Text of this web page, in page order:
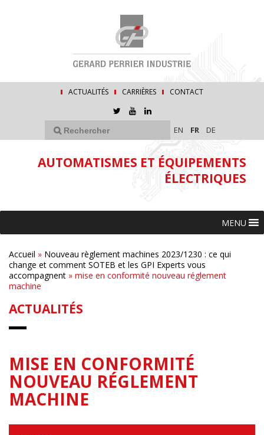
ACTUALITÉS CARRIÈRES CONTACT
EN FR DE
AUTOMATISMES ET ÉQUIPEMENTS
ÉLECTRIQUES
MENU
Accueil » Nouveau règlement machines 2023/1230 : ce qui
change et comment SOTEB et les GPI Experts vous
accompagnent » mise en conformité nouveau réglement
machine
ACTUALITÉS
MISE EN CONFORMITÉ
NOUVEAU RÉGLEMENT
MACHINE